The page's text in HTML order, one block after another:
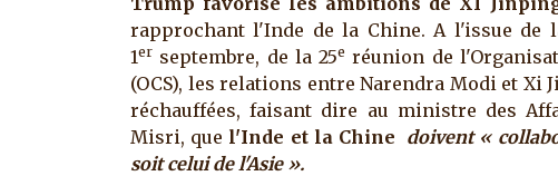
rapprochant l'Inde de la Chine. A l'issue de
1er septembre, de la 25e réunion de
(OCS), les relations entre Narendra Modi et
réchauffées, faisant dire au ministre des
Misri, que l'Inde et la Chine doivent «
soit celui de l'Asie ».